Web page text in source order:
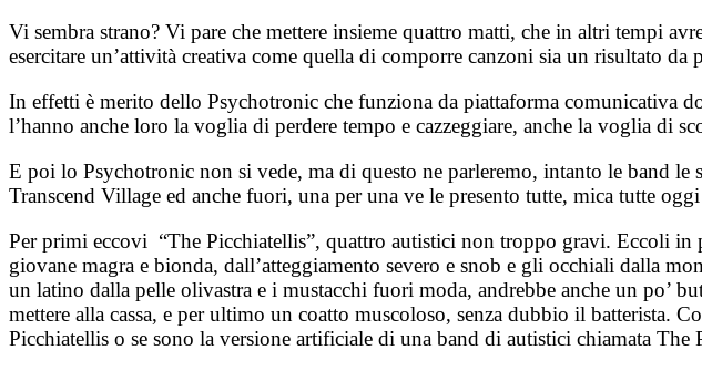
Vi sembra strano? Vi pare che mettere insieme quattro matti, che in altri tempi
esercitare un’attività creativa come quella di comporre canzoni sia un risultato da
In effetti è merito dello Psychotronic che funziona da piattaforma comunicativa
l’hanno anche loro la voglia di perdere tempo e cazzeggiare, anche la voglia di
E poi lo Psychotronic non si vede, ma di questo ne parleremo, intanto le band le
Transcend Village ed anche fuori, una per una ve le presento tutte, mica tutte
Per primi eccovi “The Picchiatellis”, quattro autistici non troppo gravi. Eccoli in
giovane magra e bionda, dall’atteggiamento severo e snob e gli occhiali dalla
un latino dalla pelle olivastra e i mustacchi fuori moda, andrebbe anche un po’
mettere alla cassa, e per ultimo un coatto muscoloso, senza dubbio il batterista.
Picchiatellis o se sono la versione artificiale di una band di autistici chiamata The